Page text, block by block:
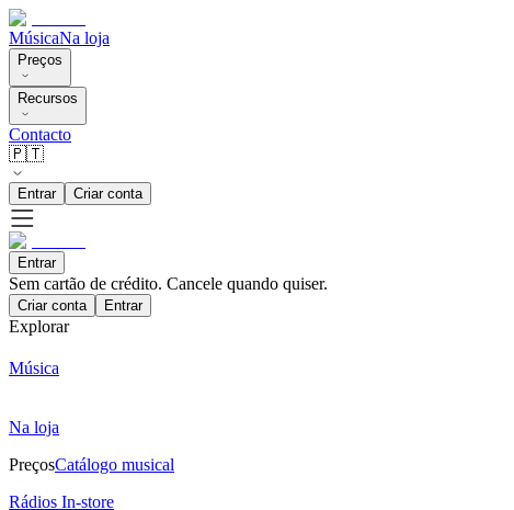
MúsicaNa loja
Preços
Recursos
Contacto
🇵🇹
Entrar Criar conta
Entrar
Sem cartão de crédito. Cancele quando quiser.
Criar conta Entrar
Explorar
Música
Na loja
PreçosCatálogo musical
Rádios In-store